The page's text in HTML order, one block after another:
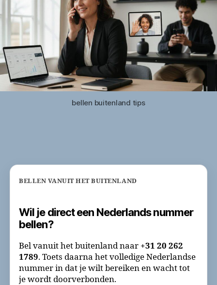
buitenland
zonder
extra
kosten
bellen buitenland tips
BELLEN VANUIT HET BUITENLAND
Wil je direct een Nederlands nummer
bellen?
Bel vanuit het buitenland naar +31 20 262
1789. Toets daarna het volledige Nederlandse
nummer in dat je wilt bereiken en wacht tot
je wordt doorverbonden.